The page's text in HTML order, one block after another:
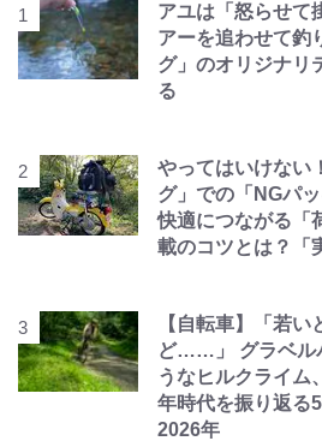
アユは「怒らせて
アーを追わせて釣
グ」のオリジナリ
る
やってはいけない
グ」での「NGパ
快適につながる「
載のコツとは？「
【自転車】「若
ど……」 グラベル
うなヒルクライム
年時代を振り返る
2026年